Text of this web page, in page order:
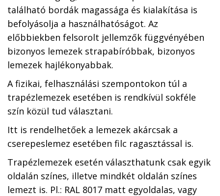
található bordák magassága és kialakítása is
befolyásolja a használhatóságot. Az
előbbiekben felsorolt jellemzők függvényében
bizonyos lemezek strapabíróbbak, bizonyos
lemezek hajlékonyabbak.
A fizikai, felhasználási szempontokon túl a
trapézlemezek esetében is rendkívül sokféle
szín közül tud választani.
Itt is rendelhetőek a lemezek akárcsak a
cserepeslemez esetében filc ragasztással is.
Trapézlemezek esetén választhatunk csak egyik
oldalán színes, illetve mindkét oldalán színes
lemezt is. Pl.: RAL 8017 matt egyoldalas, vagy